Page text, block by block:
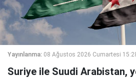
Yayınlanma: 08 Ağustos 2026 Cumartesi
Suriye ile Suudi Arabistan,